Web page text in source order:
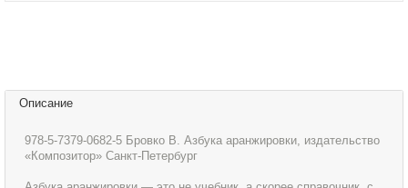
Описание
978-5-7379-0682-5 Бровко В. Азбука аранжировки, издательство
«Композитор» Санкт-Петербург